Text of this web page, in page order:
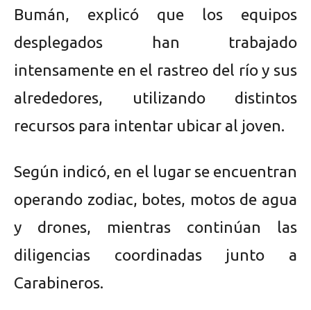
Bumán, explicó que los equipos
desplegados han trabajado
intensamente en el rastreo del río y sus
alrededores, utilizando distintos
recursos para intentar ubicar al joven.
Según indicó, en el lugar se encuentran
operando zodiac, botes, motos de agua
y drones, mientras continúan las
diligencias coordinadas junto a
Carabineros.